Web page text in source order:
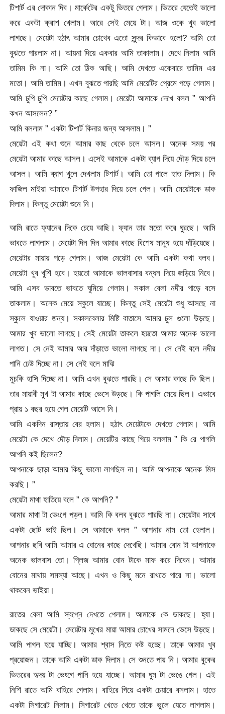
টিশার্ট এর দোকান দিব। মার্কেটের একটু ভিতরে গেলাম। ভিতরে যেতেই ভালো
করে একটা ক্রাশ খেলাম। আরে সেই মেয়ে টা। আজ ওকে খুব ভালো
লাগছে। মেয়েটা হঠাৎ আমার চোখেব এতো সুন্দর কিভাবে হলো? আমি তো
বুঝতে পারলাম না। আয়না দিয়ে একবার আমি তাকালাম। দেখে নিলাম আমি
তামিম কি না। আমি তো ঠিক আছি। আমি দেখতে একেবারে তামিম এর
মতো। আমি তামিম। এখন বুঝতে পারছি আমি মেয়েটির প্রেমে পড়ে গেলাম।
আমি চুপি চুপি মেয়েটার কাছে গেলাম। মেয়েটা আমাকে দেখে বলল ” আপনি
কখন আসলেন? ”
আমি বললাম ” একটা টিশার্ট কিনার জন্য আসলাম। ”
মেয়েটা এই কথা শুনে আমার কাছ থেকে চলে আসল। অনেক সময় পর
মেয়েটা আমার কাছে আসল। এসেই আমাকে একটা ব্যাগ দিয়ে দৌড় দিয়ে চলে
আসল। আমি ব্যাগ খুলে দেখলাম টিশার্ট। আমি তো গালে হাত দিলাম। কি
ফাজিল মাইয়া আমাকে টিশার্ট উপহার দিয়ে চলে গেল। আমি মেয়েটাকে ডাক
দিলাম। কিন্তু মেয়েটা শুনে নি।
আমি রাতে ফ্যানের দিকে চেয়ে আছি। ফ্যান তার মতো করে ঘুরছে। আমি
ভাবতে লাগলাম। মেয়েটা দিন দিন আমার কাছে বিশেষ মানুষ হয়ে দাঁড়িয়েছে।
মেয়েটার মায়ায় পড়ে গেলাম। আজ মেয়েটা কে আমি একটা কথা বলব।
মেয়েটা খুব খুশি হবে। হয়তো আমাকে ভালবাসার বন্ধন দিয়ে জড়িয়ে নিবে।
আমি এসব ভাবতে ভাবতে ঘুমিয়ে গেলাম। সকাল বেলা নদীর পাড়ে বসে
তাকলাম। অনেক মেয়ে স্কুলে যাচ্ছে। কিন্তু সেই মেয়েটা শুধু আসছে না
স্কুলে যাওয়ার জন্য। সকালবেলার মিষ্টি বাতাসে আমার চুল গুলো উড়ছে।
আমার খুব ভালো লাগছে। সেই মেয়েটা তাকলে হয়তো আমার অনেক ভালো
লাগত। সে নেই আমার আর দাঁড়াতে ভালো লাগছে না। সে নেই বলে নদীর
পানি ঢেউ দিচ্ছে না। সে নেই বলে মাঝি
মুচকি হাসি দিচ্ছে না। আমি এখন বুঝতে পারছি। সে আমার কাছে কি ছিল।
তার মায়াবী মুখ টা আমার কাছে ভেসে উড়ছে। কি পাগলি মেয়ে ছিল। এভাবে
প্রায় ১ বছর হয়ে গেল মেয়েটি আসে নি।
আমি একদিন রাস্তায় বের হলাম। হঠাৎ মেয়েটাকে দেখতে পেলাম। আমি
মেয়েটা কে দেখে দৌড় দিলাম। মেয়েটির কাছে গিয়ে বললাম ” কি রে পাগলি
আপনি কই ছিলেন?
আপনাকে ছাড়া আমার কিছু ভালো লাগছিল না। আমি আপনাকে অনেক মিস
করছি। ”
মেয়েটা মাথা হাতিয়ে বলে ” কে আপনি? ”
আমার মাথা টা ভেংগে পড়ল। আমি কি বলব বুঝতে পারছি না। মেয়েটার সাথে
একটা ছোট ভাই ছিল। সে আমাকে বলল ” আপনার নাম তো হেলাল।
আপনার ছবি আমি আমার এ বোনের কাছে দেখেছি। আমার বোন টা আপনাকে
অনেক ভালবাস তো। প্লিজ আমার বোন টাকে মাফ করে দিবেন। আমার
বোনের মাথায় সমস্যা আছে। এখন ও কিছু মনে রাখতে পারে না। ভালো
থাকবেন ভাইয়া।
রাতের বেলা আমি স্বপ্নে দেখতে পেলাম। আমাকে কে ডাকছে। হ্যা।
ডাকছে সে মেয়েটা। মেয়েটার মুখের মায়া আমার চোখের সামনে ভেসে উড়ছে।
আমি পাগল হয়ে যাচ্ছি। আমার শ্বাস নিতে কষ্ট হচ্ছে। তাকে আমার খুব
প্রয়োজন। তাকে আমি একটা ডাক দিলাম। সে শুনতে পায় নি। আমার বুকের
ভিতরের হৃদয় টা ভেংগে পানি হয়ে যাচ্ছে। আমার ঘুম টা ভেঙে গেল। এই
নিশি রাতে আমি বাহিরে গেলাম। বাহিরে গিয়ে একটা চেয়ারে বসলাম। হাতে
একটা সিগারেট নিলাম। সিগারেট খেতে খেতে তাকে ভুলে যেতে লাগলাম।